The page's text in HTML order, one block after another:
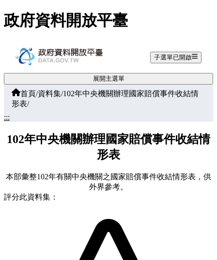
跳至主要內容
政府資料開放平臺
子選單已開啟
展開主選單
首頁/資料集/102年中央機關辦理國家賠償事件收結情
形表/
:::
102年中央機關辦理國家賠償事件收結情
形表
本部彙整102年有關中央機關之國家賠償事件收結情形表，供
外界參考。
評分此資料集：